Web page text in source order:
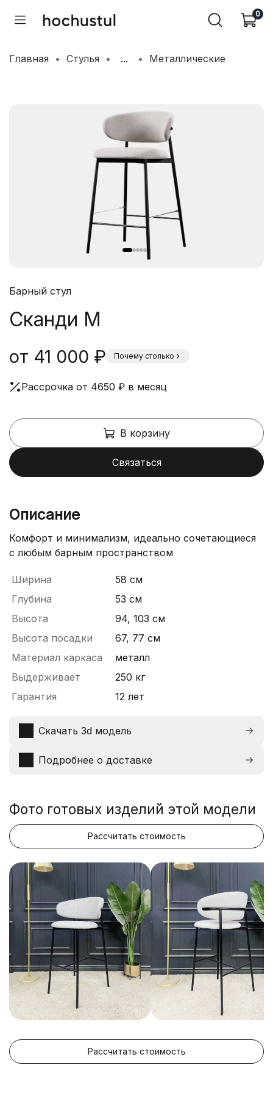
0
Главная Стулья ... Металлические
Барный стул
Сканди М
от 41 000 ₽ Почему столько
Рассрочка от 4650 ₽ в месяц
В корзину
Связаться
Описание
Комфорт и минимализм, идеально сочетающиеся
с любым барным пространством
Ширина
58 см
Глубина
53 см
Высота
94, 103 см
Высота посадки
67, 77 см
Материал каркаса
металл
Выдерживает
250 кг
Гарантия
12 лет
Скачать 3d модель
Подробнее о доставке
Фото готовых изделий этой модели
Рассчитать стоимость
Рассчитать стоимость